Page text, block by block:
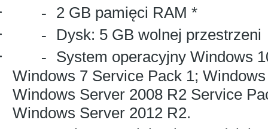
-
2 GB pamięci RAM *
-
Dysk: 5 GB wolnej przestrzeni
-
System operacyjny Windows
Windows 7 Service Pack 1;
Windows Server 2008 R2 Service
Windows Server 2012 R2.